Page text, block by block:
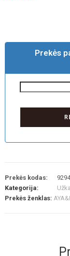
Prekės
Prekės kodas:
9294
Kategorija:
Prekės ženklas: